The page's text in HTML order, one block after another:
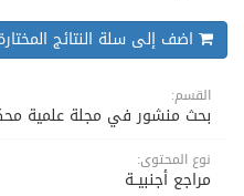
اضف إلى سلة النتائج
القسم:
بحث منشور في مجلة علمية
نوع المحتوى:
مراجع أجنبيــة